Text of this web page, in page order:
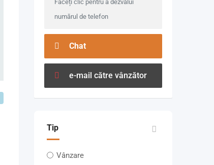
Faceți clic pentru a dezvălui
numărul de telefon
Chat
e-mail către vânzător
Tip
Vânzare